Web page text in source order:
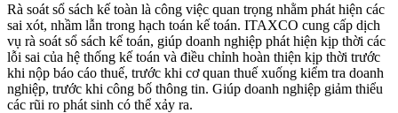
Rà soát sổ sách kế toàn là công việc quan trọng nhằm phát hiện các
sai xót, nhầm lẫn trong hạch toán kế toán. ITAXCO cung cấp dịch
vụ rà soát sổ sách kế toán, giúp doanh nghiệp phát hiện kịp thời các
lỗi sai của hệ thống kế toán và điều chỉnh hoàn thiện kịp thời trước
khi nộp báo cáo thuế, trước khi cơ quan thuế xuống kiểm tra doanh
nghiệp, trước khi công bố thông tin. Giúp doanh nghiệp giảm thiểu
các rũi ro phát sinh có thể xảy ra.